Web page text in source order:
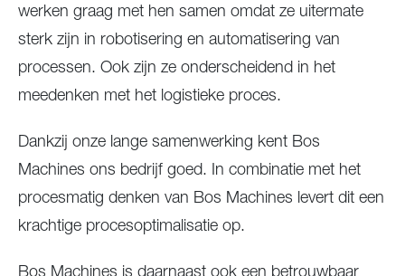
werken graag met hen samen omdat ze uitermate
sterk zijn in robotisering en automatisering van
processen. Ook zijn ze onderscheidend in het
meedenken met het logistieke proces.
Dankzij onze lange samenwerking kent Bos
Machines ons bedrijf goed. In combinatie met het
procesmatig denken van Bos Machines levert dit een
krachtige procesoptimalisatie op.
Bos Machines is daarnaast ook een betrouwbaar